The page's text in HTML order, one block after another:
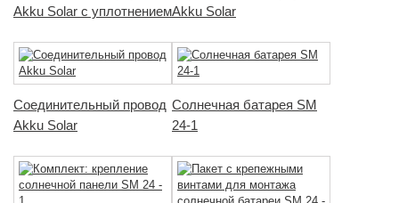
Akku Solar с уплотнениемAkku Solar
Соединительный провод
Akku Solar
Солнечная батарея SM
24-1